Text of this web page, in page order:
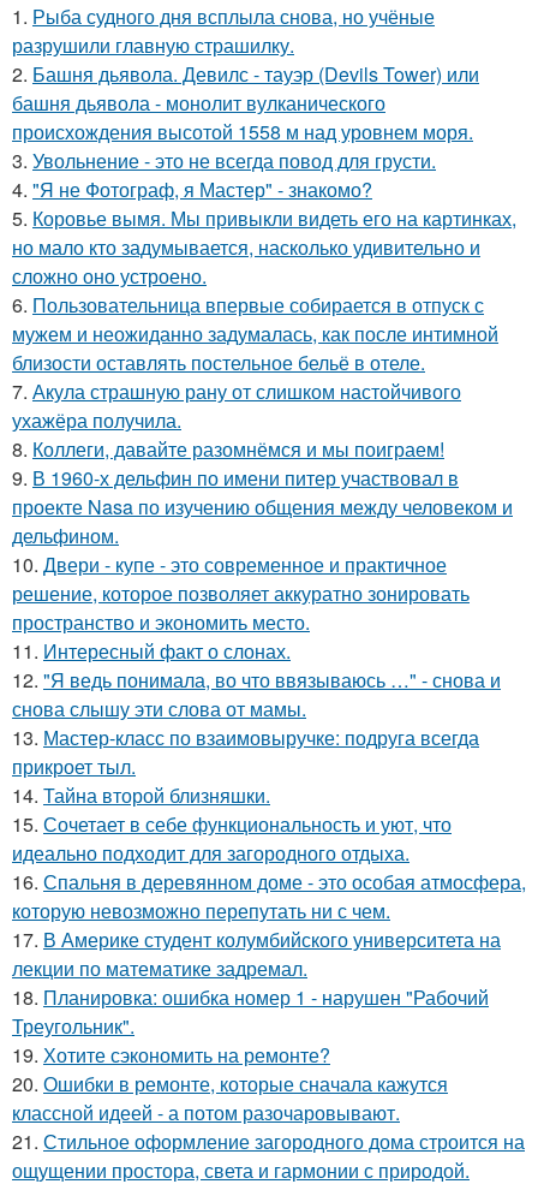
1. Рыба судного дня всплыла снова, но учёные
разрушили главную страшилку.
2. Башня дьявола. Девилс - тауэр (Devils Tower) или
башня дьявола - монолит вулканического
происхождения высотой 1558 м над уровнем моря.
3. Увольнение - это не всегда повод для грусти.
4. "Я не Фотограф, я Мастер" - знакомо?
5. Коровье вымя. Мы привыкли видеть его на картинках,
но мало кто задумывается, насколько удивительно и
сложно оно устроено.
6. Пользовательница впервые собирается в отпуск с
мужем и неожиданно задумалась, как после интимной
близости оставлять постельное бельё в отеле.
7. Акула страшную рану от слишком настойчивого
ухажёра получила.
8. Коллеги, давайте разомнёмся и мы поиграем!
9. В 1960-х дельфин по имени питер участвовал в
проекте Nasa по изучению общения между человеком и
дельфином.
10. Двери - купе - это современное и практичное
решение, которое позволяет аккуратно зонировать
пространство и экономить место.
11. Интересный факт о слонах.
12. "Я ведь понимала, во что ввязываюсь …" - снова и
снова слышу эти слова от мамы.
13. Мастер-класс по взаимовыручке: подруга всегда
прикроет тыл.
14. Тайна второй близняшки.
15. Сочетает в себе функциональность и уют, что
идеально подходит для загородного отдыха.
16. Спальня в деревянном доме - это особая атмосфера,
которую невозможно перепутать ни с чем.
17. В Америке студент колумбийского университета на
лекции по математике задремал.
18. Планировка: ошибка номер 1 - нарушен "Рабочий
Треугольник".
19. Хотите сэкономить на ремонте?
20. Ошибки в ремонте, которые сначала кажутся
классной идеей - а потом разочаровывают.
21. Стильное оформление загородного дома строится на
ощущении простора, света и гармонии с природой.